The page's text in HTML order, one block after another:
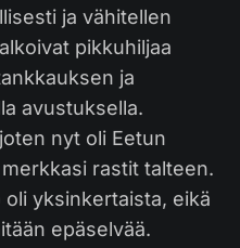
ja vähitellen
pikkuhiljaa
ja
avustuksella.
nyt oli Eetun
rastit talteen.
oli yksinkertaista, eikä
epäselvää.